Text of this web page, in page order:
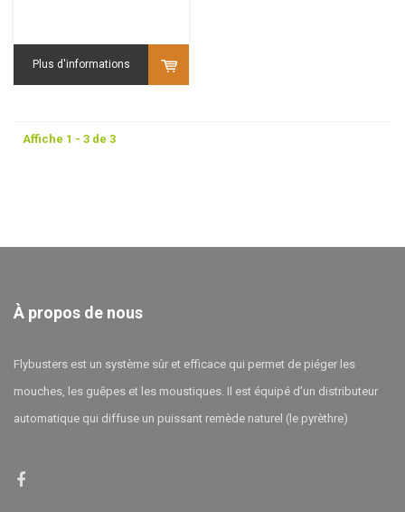
Plus d'informations
Affiche 1 - 3 de 3
À propos de nous
Flybusters est un système sûr et efficace qui permet de piéger les
mouches, les guêpes et les moustiques. Il est équipé d’un distributeur
automatique qui diffuse un puissant remède naturel (le pyrèthre)